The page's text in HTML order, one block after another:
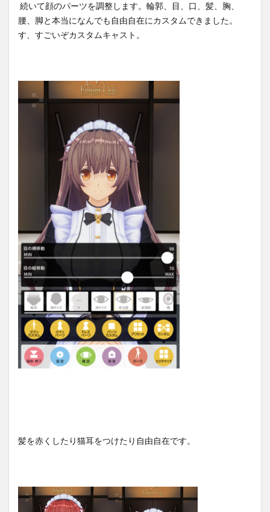
続いて顔のパーツを調整します。輪郭、目、口、髪、胸、
腰、脚と本当になんでも自由自在にカスタムできました。
す、すごいぞカスタムキャスト。
髪を赤くしたり猫耳をつけたり自由自在です。